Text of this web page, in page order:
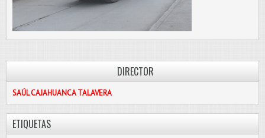
DIRECTOR
SAÚL CAJAHUANCA TALAVERA
ETIQUETAS